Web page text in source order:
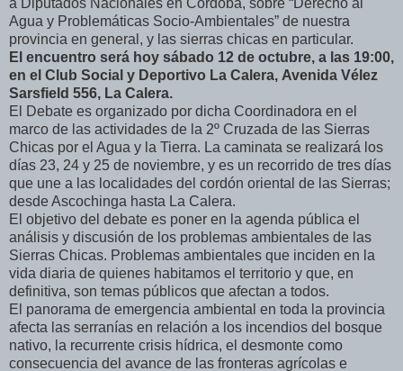
a Diputados Nacionales en Córdoba, sobre “Derecho al
Agua y Problemáticas Socio-Ambientales” de nuestra
provincia en general, y las sierras chicas en particular.
El encuentro será hoy sábado 12 de octubre, a las 19:00,
en el Club Social y Deportivo La Calera, Avenida Vélez
Sarsfield 556, La Calera.
El Debate es organizado por dicha Coordinadora en el
marco de las actividades de la 2º Cruzada de las Sierras
Chicas por el Agua y la Tierra. La caminata se realizará los
días 23, 24 y 25 de noviembre, y es un recorrido de tres días
que une a las localidades del cordón oriental de las Sierras;
desde Ascochinga hasta La Calera.
El objetivo del debate es poner en la agenda pública el
análisis y discusión de los problemas ambientales de las
Sierras Chicas. Problemas ambientales que inciden en la
vida diaria de quienes habitamos el territorio y que, en
definitiva, son temas públicos que afectan a todos.
El panorama de emergencia ambiental en toda la provincia
afecta las serranías en relación a los incendios del bosque
nativo, la recurrente crisis hídrica, el desmonte como
consecuencia del avance de las fronteras agrícolas e